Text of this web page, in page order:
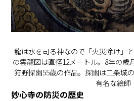
龍は水を司る神なので「火災除け」
の雲龍図は直径12メートル。8年の歳
狩野探幽55歳の作品。探幽は二条城
有名な絵師
妙心寺の防災の歴史